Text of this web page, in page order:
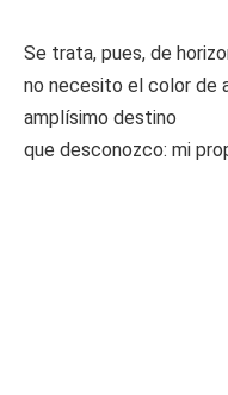
Se trata, pues, de
no necesito el color de
amplísimo destino
que desconozco: mi